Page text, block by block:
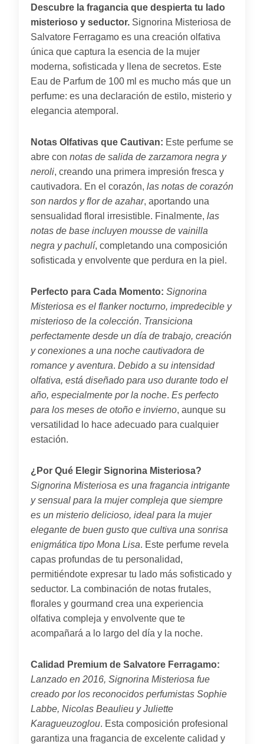
Descubre la fragancia que despierta tu lado
misterioso y seductor. Signorina Misteriosa de
Salvatore Ferragamo es una creación olfativa
única que captura la esencia de la mujer
moderna, sofisticada y llena de secretos. Este
Eau de Parfum de 100 ml es mucho más que un
perfume: es una declaración de estilo, misterio y
elegancia atemporal.
Notas Olfativas que Cautivan: Este perfume se
abre con notas de salida de zarzamora negra y
neroli, creando una primera impresión fresca y
cautivadora. En el corazón, las notas de corazón
son nardos y flor de azahar, aportando una
sensualidad floral irresistible. Finalmente, las
notas de base incluyen mousse de vainilla
negra y pachulí, completando una composición
sofisticada y envolvente que perdura en la piel.
Perfecto para Cada Momento: Signorina
Misteriosa es el flanker nocturno, impredecible y
misterioso de la colección. Transiciona
perfectamente desde un día de trabajo, creación
y conexiones a una noche cautivadora de
romance y aventura. Debido a su intensidad
olfativa, está diseñado para uso durante todo el
año, especialmente por la noche. Es perfecto
para los meses de otoño e invierno, aunque su
versatilidad lo hace adecuado para cualquier
estación.
¿Por Qué Elegir Signorina Misteriosa?
Signorina Misteriosa es una fragancia intrigante
y sensual para la mujer compleja que siempre
es un misterio delicioso, ideal para la mujer
elegante de buen gusto que cultiva una sonrisa
enigmática tipo Mona Lisa. Este perfume revela
capas profundas de tu personalidad,
permitiéndote expresar tu lado más sofisticado y
seductor. La combinación de notas frutales,
florales y gourmand crea una experiencia
olfativa compleja y envolvente que te
acompañará a lo largo del día y la noche.
Calidad Premium de Salvatore Ferragamo:
Lanzado en 2016, Signorina Misteriosa fue
creado por los reconocidos perfumistas Sophie
Labbe, Nicolas Beaulieu y Juliette
Karagueuzoglou. Esta composición profesional
garantiza una fragancia de excelente calidad y